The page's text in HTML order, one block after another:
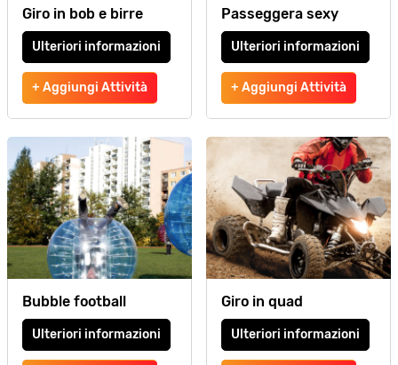
Giro in bob e birre
Ulteriori informazioni
+ Aggiungi Attività
Passeggera sexy
Ulteriori informazioni
+ Aggiungi Attività
Bubble football
Ulteriori informazioni
Giro in quad
Ulteriori informazioni